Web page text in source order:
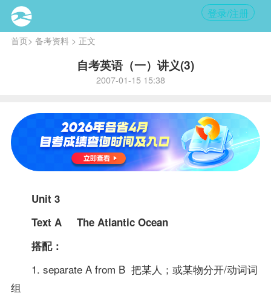
登录/注册
首页> 备考资料> 正文
自考英语（一）讲义(3)
2007-01-15 15:38
Unit 3
Text A The Atlantic Ocean
搭配：
1. separate A from B 把某人；或某物分开/动词词
组